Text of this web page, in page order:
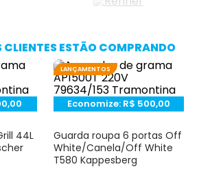
CLIENTES ESTÃO COMPRANDO
44L
LANÇAMENTOS
Economize: R$ 500,00
Guarda roupa 6 portas Off
White/Canela/Off White
T580 Kappesberg